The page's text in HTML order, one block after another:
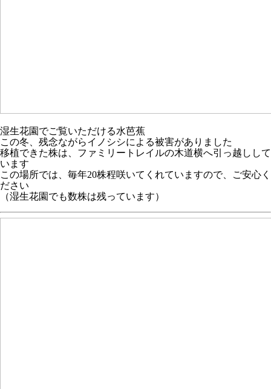
湿生花園でご覧いただける水芭蕉
この冬、残念ながらイノシシによる被害がありました
移植できた株は、ファミリートレイルの木道横へ引っ越しして
います
この場所では、毎年20株程咲いてくれていますので、ご安心く
ださい
（湿生花園でも数株は残っています）